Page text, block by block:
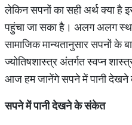
लेकिन सपनों का सही अर्थ क्या है
पहुंचा जा सका है। अलग अलग
सामाजिक मान्यतानुसार सपनों के
ज्योतिषशास्त्र अंतर्गत स्वप्न
आज हम जानेंगे सपने में पानी देखने
सपनेमेंपानीदेखनेकेसंकेत